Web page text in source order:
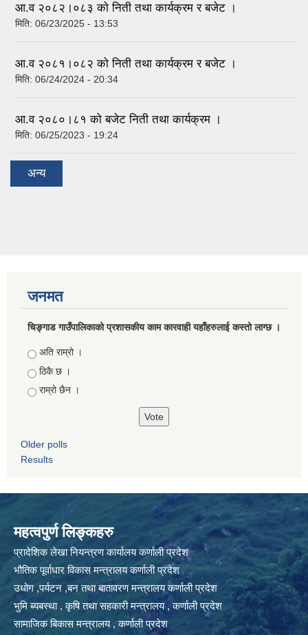
आ.व २०८२।०८३ काे निती तथा कार्यक्रम र बजेट ।
मिति: 06/23/2025 - 13:53
आ.व २०८१।०८२ काे निती तथा कार्यक्रम र बजेट ।
मिति: 06/24/2024 - 20:34
आ.व २०८०।८१ काे बजेट निती तथा कार्यक्रम ।
मिति: 06/25/2023 - 19:24
अन्य
जनमत
चिङ्गाड गाउँपालिकाको प्रशासकीय काम कारवाही यहाँहरुलाई कस्तो लाग्छ ।
Choices
अति राम्रो ।
ठिकै छ ।
राम्रो छैन ।
Older polls
Results
महत्वपुर्ण लिङ्कहरु
प्रादेशिक लेखा नियन्त्रण कार्यालय कर्णाली प्रदेश
भौतिक पूर्वाधार विकास मन्त्रालय कर्णाली प्रदेश
उधोग ,पर्यटन ,बन तथा बातावरण मन्त्रालय कर्णाली प्रदेश
भुमि ब्यबस्था , कृषि तथा सहकारी मन्त्रालय , कर्णाली प्रदेश
सामाजिक बिकास मन्त्रालय , कर्णाली प्रदेश